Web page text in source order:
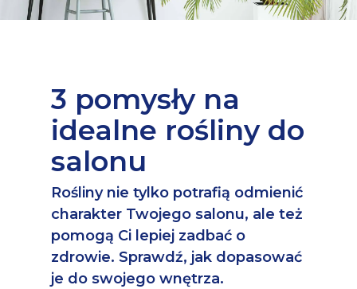
3 pomysły na
idealne rośliny do
salonu
Rośliny nie tylko potrafią odmienić
charakter Twojego salonu, ale też
pomogą Ci lepiej zadbać o
zdrowie. Sprawdź, jak dopasować
je do swojego wnętrza.